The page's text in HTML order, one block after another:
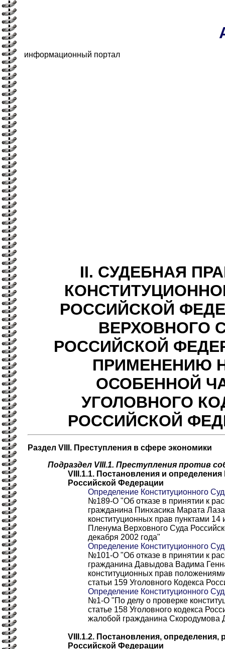
информационный портал
II. СУДЕБНАЯ
РОССИЙСКОЙ
ВЕРХОВНОГО
РОССИЙСКОЙ
ПРИМЕНЕНИЮ
ОСОБЕННОЙ
УГОЛОВНОГО
РОССИЙСКОЙ
Раздел VIII. Преступления в сфере экономики
Подраздел VIII.1. Преступления против
VIII.1.1. Постановления и
Российской Федерации
Определение Конституционного
№189-O "Об отказе в принятии к
гражданина Пинхасика Марата
конституционных прав пунктами
Пленума Верховного Суда
декабря 2002 года"
Определение Конституционного
№101-О "Об отказе в принятии к
гражданина Давыдова Вадима
конституционных прав
статьи 159 Уголовного Кодекса
Определение Конституционного
№1-О "По делу о проверке
статье 158 Уголовного кодекса
жалобой гражданина Скородумова
VIII.1.2. Постановления,
Российской Федерации